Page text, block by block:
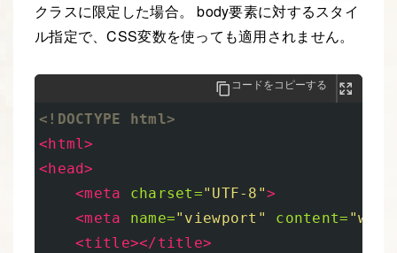
クラスに限定した場合。 body要素に対するスタイ
ル指定で、CSS変数を使っても適用されません。
コードをコピーする
<!DOCTYPE html>
<html>
<head>
<meta
charset="UTF-8">
<meta
name="viewport" content=
<title></title>